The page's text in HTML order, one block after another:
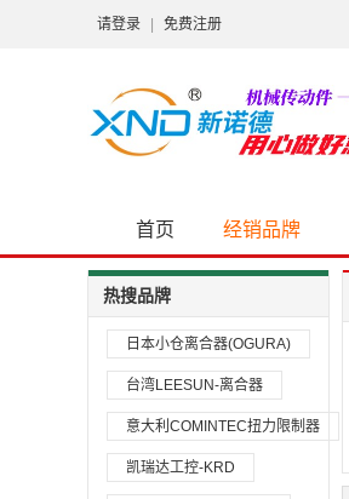
请登录 免费注册
首页 经销品牌
热搜品牌
日本小仓离合器(OGURA)
台湾LEESUN-离合器
意大利COMINTEC扭力限制器
凯瑞达工控-KRD